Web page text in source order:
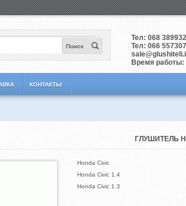
Тел: 068
Тел: 066
Время работы:
Поиск
КОНТАКТЫ
ГЛУШИТЕЛЬ
Honda Civic
Honda Civic 1.4
Honda Civic 1.3